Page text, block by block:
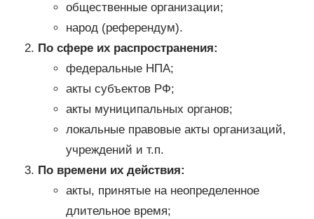
общественные организации;
народ (референдум).
По сфере их распространения:
федеральные НПА;
акты субъектов РФ;
акты муниципальных органов;
локальные правовые акты организаций,
учреждений и т.п.
По времени их действия:
акты, принятые на неопределенное
длительное время;